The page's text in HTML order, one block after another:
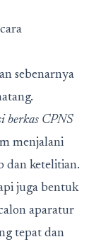
sebenarnya
berkas CPNS
menjalani
dan ketelitian.
juga bentuk
aparatur
tepat dan